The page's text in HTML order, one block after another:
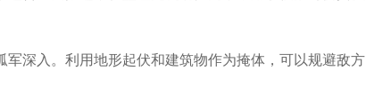
深入。利用地形起伏和建筑物作为掩体，可以规避敌方